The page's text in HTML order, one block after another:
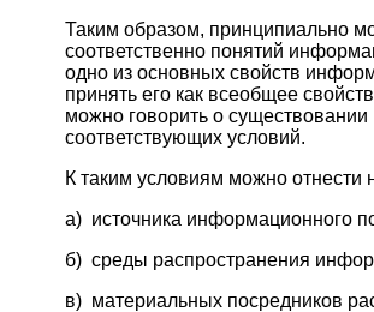
Таким образом, принципиально
соответственно понятий
одно из основных свойств
принять его как всеобщее
можно говорить о
соответствующих условий.
К таким условиям можно отнести
а) источника информационного
б) среды распространения
в) материальных посредников